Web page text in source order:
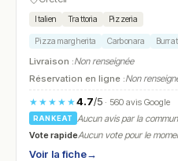
Italien Trattoria Pizzeria
Pizza margherita Carbonara
Livraison :Non renseignée
Réservation en ligne :Non
★★★★★4.7/5· 560 avis Google
RANKEAT
Aucun avis par la
Vote rapideAucun vote pour le
Voir la fiche→